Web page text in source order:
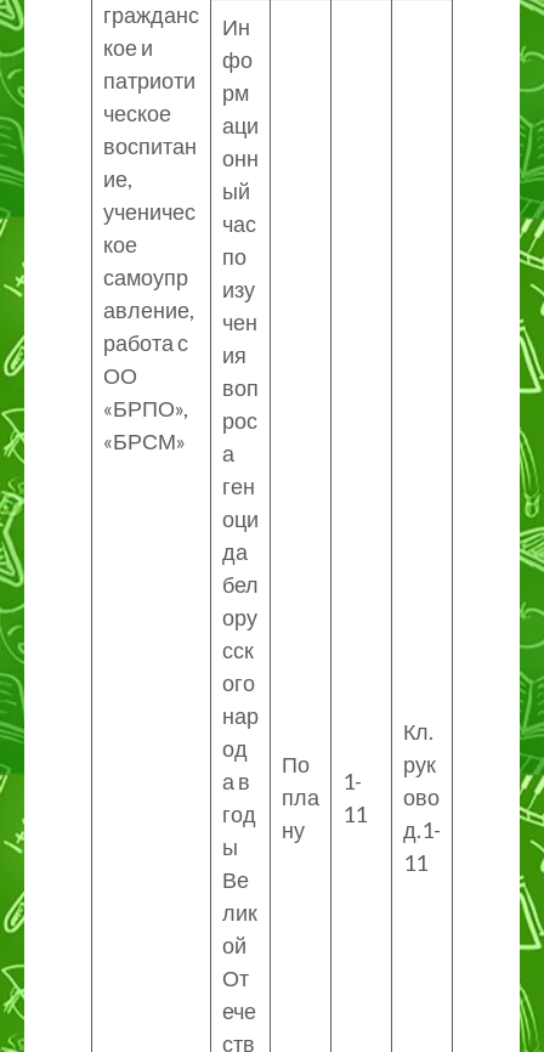
гражданс
кое и
патриоти
ческое
воспитан
ие,
ученичес
кое
самоупр
авление,
работа с
ОО
«БРПО»,
«БРСМ»
Ин
фо
рм
аци
онн
ый
час
по
изу
чен
ия
воп
рос
а
ген
оци
да
бел
ору
сск
ого
нар
од
а в
год
ы
Ве
лик
ой
От
ече
ств
По
пла
ну
1-
11
Кл.
рук
ово
д.1-
11